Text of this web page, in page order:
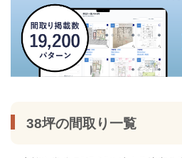
38坪の間取り一覧